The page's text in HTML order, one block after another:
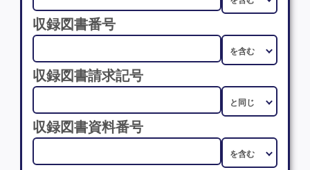
収録図書番号
収録図書請求記号
収録図書資料番号